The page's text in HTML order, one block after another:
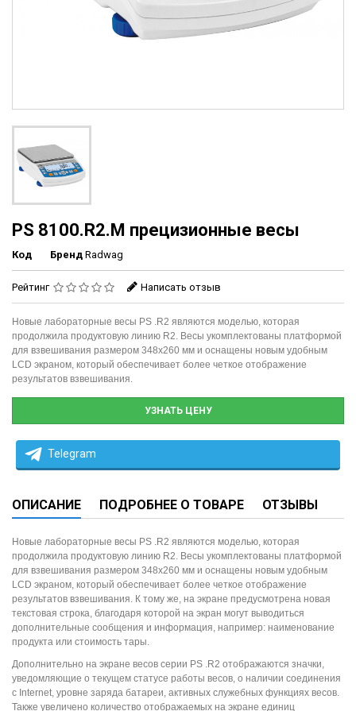
PS 8100.R2.M прецизионные весы
Код Бренд Radwag
Рейтинг Написать отзыв
Новые лабораторные весы PS .R2 являются моделью, которая
продолжила продуктовую линию R2. Весы укомплектованы платформой
для взвешивания размером 348x260 мм и оснащены новым удобным
LCD экраном, который обеспечивает более четкое отображение
результатов взвешивания.
УЗНАТЬ ЦЕНУ
Telegram
ОПИСАНИЕ ПОДРОБНЕЕ О ТОВАРЕ ОТЗЫВЫ
Новые лабораторные весы PS .R2 являются моделью, которая
продолжила продуктовую линию R2. Весы укомплектованы платформой
для взвешивания размером 348x260 мм и оснащены новым удобным
LCD экраном, который обеспечивает более четкое отображение
результатов взвешивания. К тому же, на экране предусмотрена новая
текстовая строка, благодаря которой на экран могут выводиться
дополнительные сообщения и информация, например: наименование
продукта или стоимость тары.
Дополнительно на экране весов серии PS .R2 отображаются значки,
уведомляющие о текущем статусе работы весов, о наличии соединения
с Internet, уровне заряда батареи, активных служебных функциях весов.
Также увеличено количество отображаемых на экране единиц